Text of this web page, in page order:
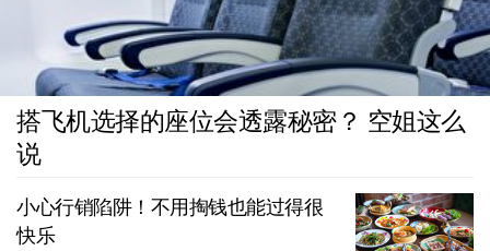
搭飞机选择的座位会透露秘密？ 空姐这么
说
小心行销陷阱！不用掏钱也能过得很
快乐